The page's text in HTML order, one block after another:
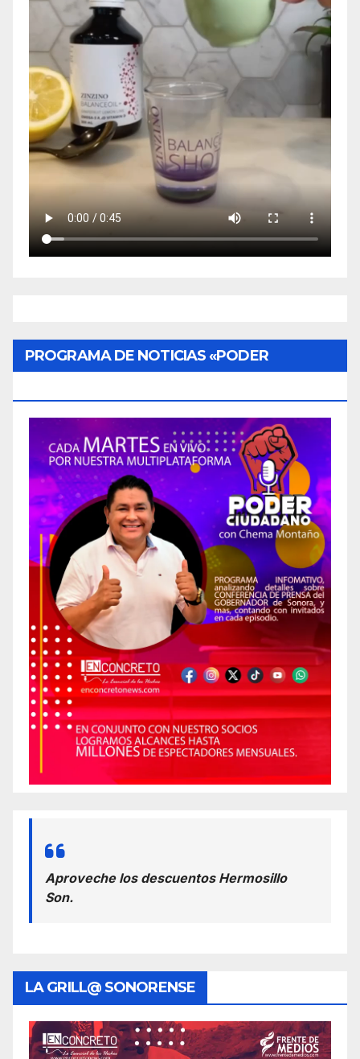
PROGRAMA DE NOTICIAS «PODER
Aproveche los descuentos Hermosillo
Son.
LA GRILL@ SONORENSE